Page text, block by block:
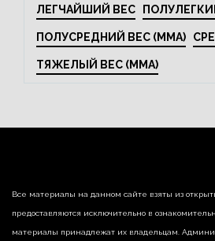
ЛЕГЧАЙШИЙ ВЕС
ПОЛУСРЕДНИЙ ВЕС (MMA)
ТЯЖЕЛЫЙ ВЕС (MMA)
Все материалы на данном сайте взяты из
предоставляются исключительно в
материалы принадлежат их владельцам.